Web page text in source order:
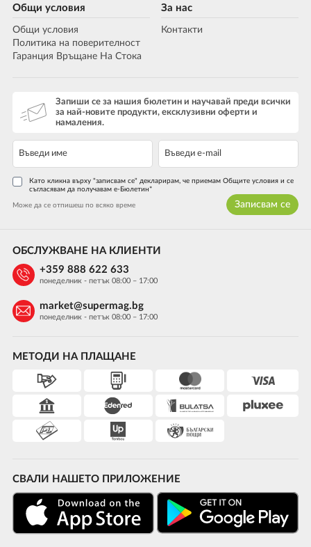
Общи условия
Общи условия
Политика на поверителност
Гаранция Връщане На Стока
За нас
Контакти
Запиши се за нашия бюлетин и научавай преди всички
за най-новите продукти, ексклузивни оферти и
намаления.
Като кликна върху "записвам се" декларирам, че приемам Общите условия и се
съгласявам да получавам е-Бюлетин*
Може да се отпишеш по всяко време Записвам се
МЕТОДИ НА ПЛАЩАНЕ
СВАЛИ НАШЕТО ПРИЛОЖЕНИЕ
ОБСЛУЖВАНЕ НА КЛИЕНТИ
+359 888 622 633
понеделник - петък 08:00 – 17:00
market@supermag.bg
понеделник - петък 08:00 – 17:00